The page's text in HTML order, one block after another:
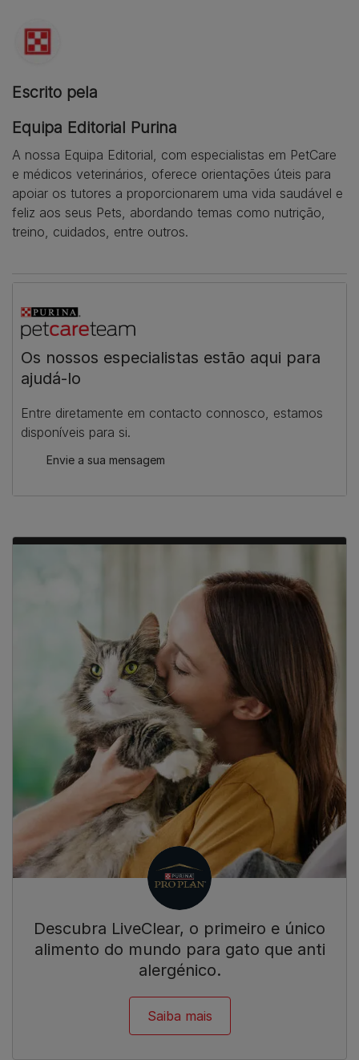
Escrito pela
Equipa Editorial Purina
A nossa Equipa Editorial, com especialistas em PetCare
e médicos veterinários, oferece orientações úteis para
apoiar os tutores a proporcionarem uma vida saudável e
feliz aos seus Pets, abordando temas como nutrição,
treino, cuidados, entre outros.
Os nossos especialistas estão aqui para
ajudá-lo
Entre diretamente em contacto connosco, estamos
disponíveis para si.
Envie a sua mensagem
Descubra LiveClear, o primeiro e único
alimento do mundo para gato que anti
alergénico.
Saiba mais